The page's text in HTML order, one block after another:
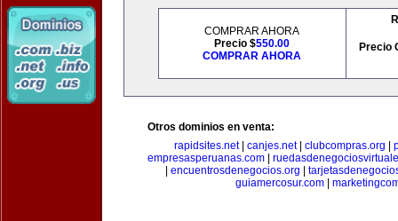
COMPRAR AHORA
Precio $550.00
COMPRAR AHORA
Precio
Otros dominios en venta:
rapidsites.net| canjes.net| clubcompras.org
empresasperuanas.com
encuentrosdenegocios.org
guiamercosur.com